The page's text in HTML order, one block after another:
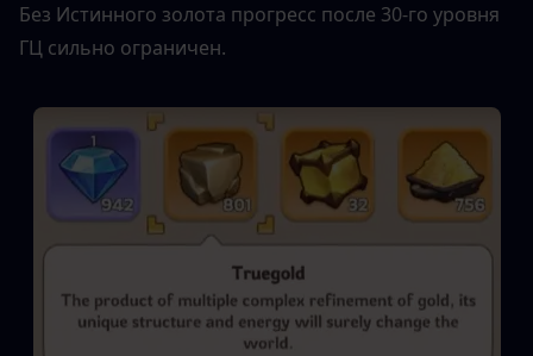
Без Истинного золота прогресс после 30-го уровня
ГЦ сильно ограничен.